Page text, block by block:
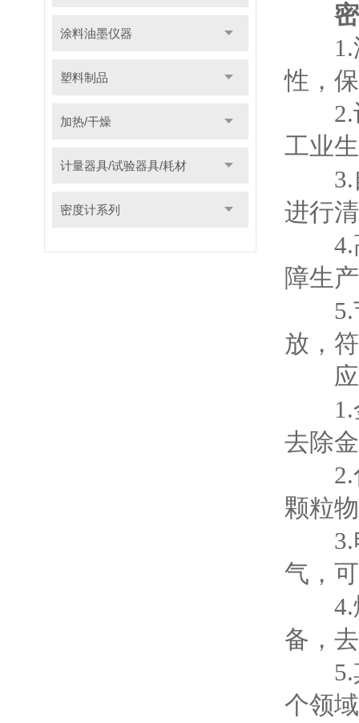
涂料油墨仪器
塑料制品
加热/干燥
计量器具/试验器具/耗材
密度计系列
1.滤
性，
2.设
工业
3.自
进行
4.高
障生
5.节
放，
应
1.金
去除
2.化
颗粒
3.电
气，
4.烟
备，
5.其
个领